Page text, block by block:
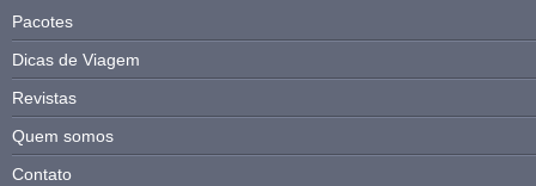
Pacotes
Dicas de Viagem
Revistas
Quem somos
Contato